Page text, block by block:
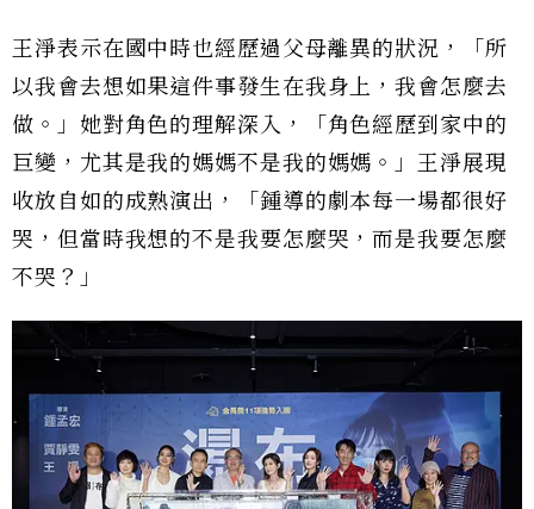
王淨表示在國中時也經歷過父母離異的狀況，「所
以我會去想如果這件事發生在我身上，我會怎麼去
做。」她對角色的理解深入，「角色經歷到家中的
巨變，尤其是我的媽媽不是我的媽媽。」王淨展現
收放自如的成熟演出，「鍾導的劇本每一場都很好
哭，但當時我想的不是我要怎麼哭，而是我要怎麼
不哭？」